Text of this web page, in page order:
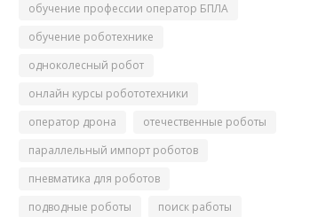
обучение профессии оператор БПЛА
обучение роботехнике
одноколесный робот
онлайн курсы робототехники
оператор дрона
отечественные роботы
параллельный импорт роботов
пневматика для роботов
подводные роботы
поиск работы